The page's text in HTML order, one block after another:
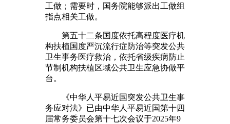
工做；需要时，国务院能够派出工做组
指点相关工做。
第五十二条国度依托高程度医疗机
构扶植国度严沉流行症防治等突发公共
卫生事务医疗救治，依托省级疾病防止
节制机构扶植区域公共卫生应急协做平
台。
《中华人平易近国突发公共卫生事
务应对法》已由中华人平易近国第十四
届常务委员会第十七次会议于2025年9